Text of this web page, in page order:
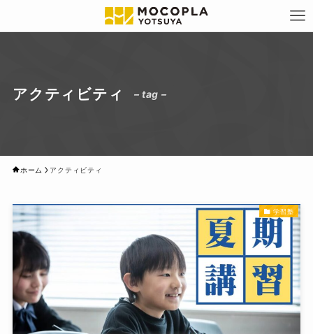
アクティビティ – tag –
ホーム アクティビティ
学習塾